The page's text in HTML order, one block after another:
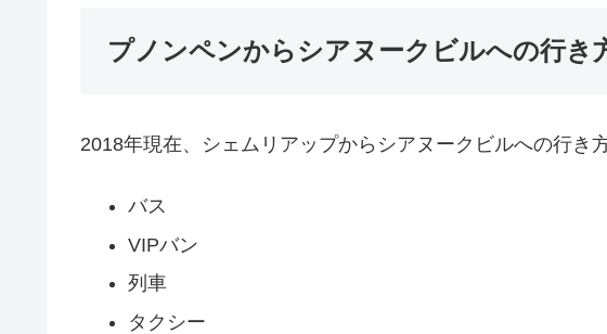
プノンペンからシアヌークビルへの行き
2018年現在、シェムリアップからシアヌークビルへの行き
バス
VIPバン
列車
タクシー